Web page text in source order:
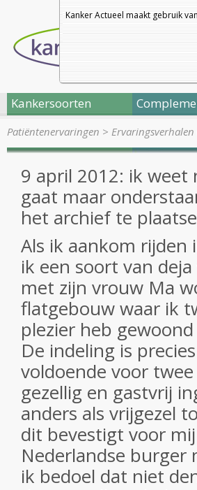
Kanker Actueel maakt gebruik
Kankersoorten
Patiëntenervaringen >
9 april 2012: ik weet
gaat maar
het archief te
Als ik aankom rijden
ik een soort van
met zijn vrouw Ma
flatgebouw waar ik
plezier heb
De indeling is
voldoende voor
gezellig en gastvrij
anders als vrijgezel
dit bevestigt voor
Nederlandse
ik bedoel dat niet